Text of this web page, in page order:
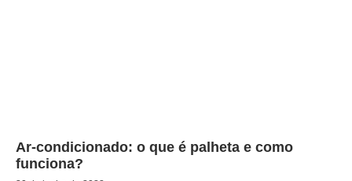
Ar-condicionado: o que é palheta e como
funciona?